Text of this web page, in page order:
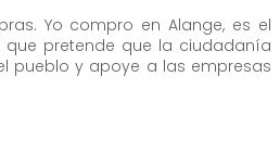
Yo compro en Alange, es el
pretende que la ciudadanía
pueblo y apoye a las empresas